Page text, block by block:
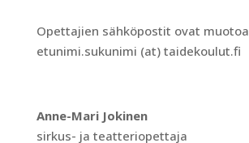
Opettajien sähköpostit ovat muotoa
etunimi.sukunimi (at) taidekoulut.fi
Anne-Mari Jokinen
sirkus- ja teatteriopettaja